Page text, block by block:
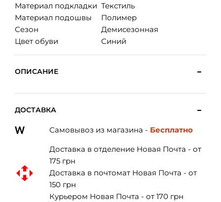
Материал подкладки Текстиль
Материал подошвы
Полимер
Сезон
Демисезонная
Цвет обуви
Синий
ОПИСАНИЕ
ДОСТАВКА
Самовывоз из магазина - Бесплатно
Доставка в отделение Новая Почта - от
175 грн
Доставка в почтомат Новая Почта - от
150 грн
Курьером Новая Почта - от 170 грн